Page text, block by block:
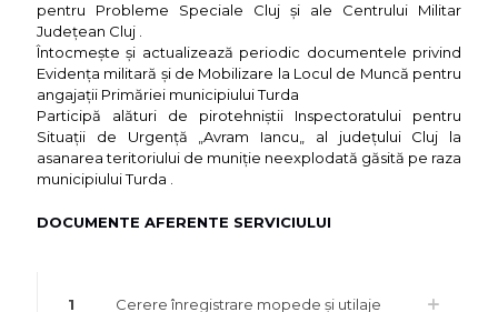
pentru Probleme Speciale Cluj şi ale Centrului Militar
Judeţean Cluj .
Întocmeşte şi actualizează periodic documentele privind
Evidenţa militară şi de Mobilizare la Locul de Muncă pentru
angajaţii Primăriei municipiului Turda
Participă alături de pirotehniştii Inspectoratului pentru
Situaţii de Urgenţă „Avram Iancu„ al judeţului Cluj la
asanarea teritoriului de muniţie neexplodată găsită pe raza
municipiului Turda .
DOCUMENTE AFERENTE SERVICIULUI
1 Cerere înregistrare mopede și utilaje